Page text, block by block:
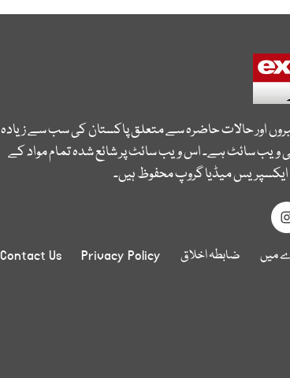
اور حالات حاضرہ سے متعلق پاکستان کی سب سے زیادہ
ویب سائٹ ہے۔ اس ویب سائٹ پر شائع شدہ تمام مواد کے
میڈیا گروپ محفوظ ہیں۔
میں ضابطہ اخلاق Privacy Policy
Contact Us